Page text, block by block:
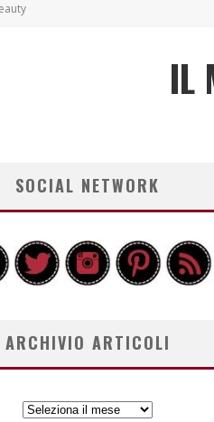
DETTAGLI IL
SOCIAL NETWORK
ARCHIVIO ARTICOLI
ARCHIVIO